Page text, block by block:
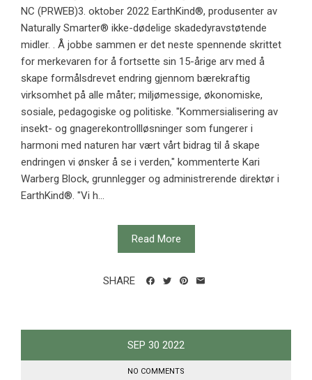
NC (PRWEB)3. oktober 2022 EarthKind®, produsenter av
Naturally Smarter® ikke-dødelige skadedyravstøtende
midler. . Å jobbe sammen er det neste spennende skrittet
for merkevaren for å fortsette sin 15-årige arv med å
skape formålsdrevet endring gjennom bærekraftig
virksomhet på alle måter; miljømessige, økonomiske,
sosiale, pedagogiske og politiske. "Kommersialisering av
insekt- og gnagerekontrollløsninger som fungerer i
harmoni med naturen har vært vårt bidrag til å skape
endringen vi ønsker å se i verden," kommenterte Kari
Warberg Block, grunnlegger og administrerende direktør i
EarthKind®. "Vi h...
Read More
SHARE
SEP 30 2022
NO COMMENTS